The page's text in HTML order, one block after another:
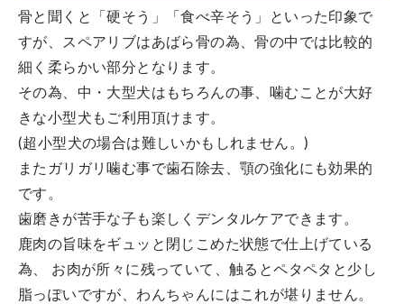
骨と聞くと「硬そう」「食べ辛そう」といった印象で
すが、スペアリブはあばら骨の為、骨の中では比較的
細く柔らかい部分となります。
その為、中・大型犬はもちろんの事、噛むことが大好
きな小型犬もご利用頂けます。
(超小型犬の場合は難しいかもしれません。)
またガリガリ噛む事で歯石除去、顎の強化にも効果的
です。
歯磨きが苦手な子も楽しくデンタルケアできます。
鹿肉の旨味をギュッと閉じこめた状態で仕上げている
為、 お肉が所々に残っていて、触るとペタペタと少し
脂っぽいですが、わんちゃんにはこれが堪りません。